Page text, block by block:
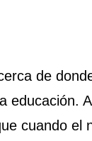
de
educación.
cuando el